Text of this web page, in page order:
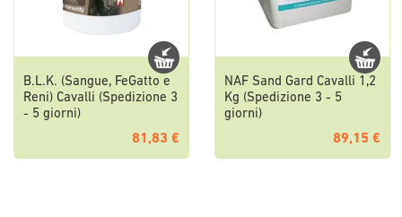
B.L.K. (Sangue, FeGatto e
Reni) Cavalli (Spedizione 3
- 5 giorni)
81,83 €
NAF Sand Gard Cavalli 1,2
Kg (Spedizione 3 - 5
giorni)
89,15 €